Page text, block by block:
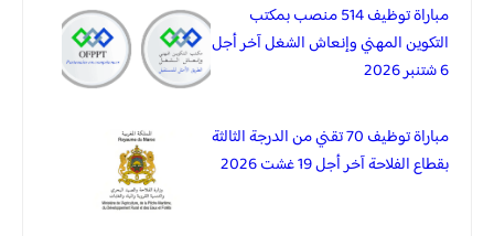
مباراة توظيف 514 منصب بمكتب
التكوين المهني وإنعاش الشغل آخر أجل
6 شتنبر 2026
مباراة توظيف 70 تقني من الدرجة الثالثة
بقطاع الفلاحة آخر أجل 19 غشت 2026